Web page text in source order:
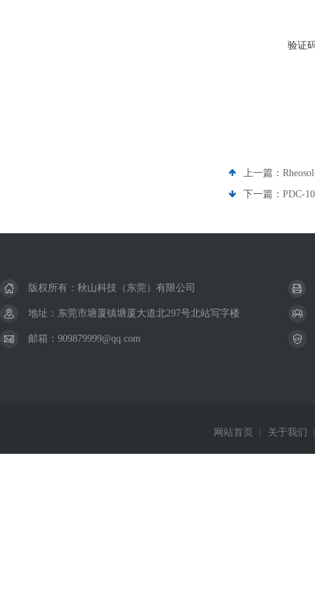
验证
上一篇：
下一篇： PDC-
版权所有：秋山科技（东莞）有限公司
地址：东莞市塘厦镇塘厦大道北297号北站写字楼
邮箱：909879999@qq.com
网站首页 关于我们